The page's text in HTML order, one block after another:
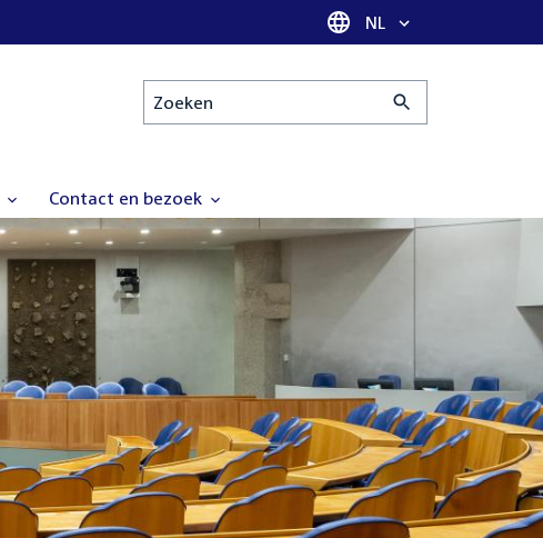
Taal selectie
NL
Zoeken
Contact en bezoek